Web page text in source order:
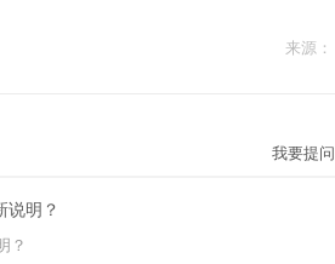
来源：
我要提问
说明？
？